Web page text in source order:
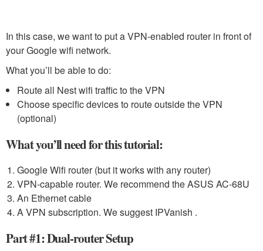
In this case, we want to put a VPN-enabled router in front of
your Google wifi network.
What you’ll be able to do:
Route all Nest wifi traffic to the VPN
Choose specific devices to route outside the VPN
(optional)
What you’ll need for this tutorial:
Google Wifi router (but it works with any router)
VPN-capable router. We recommend the ASUS AC-68U
An Ethernet cable
A VPN subscription. We suggest IPVanish .
Part #1: Dual-router Setup